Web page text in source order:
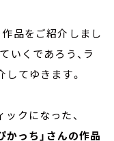
品をご紹介しまし
いくであろう、ラ
てゆきます。
クになった、
かっち」さんの作品